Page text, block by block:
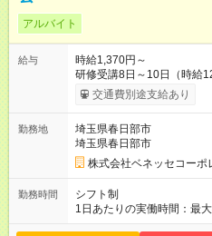
アルバイト
給与
時給1,370円～
交通費別途支給あり
勤務地
埼玉県春日部市
埼玉県春日部市
株式会社ベネッセコーポ
勤務時間
シフト制
1日あたりの実働時間：最
休み） ■勤務時間 学校滞在：8:30※～17:30の間の連続した8時